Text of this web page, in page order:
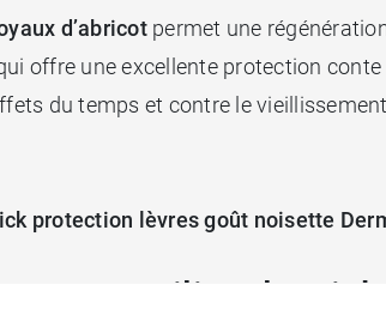
d’abricotpermet une
offre une excellente protection
du temps et contre le
protection lèvres goût noisette
peut-on utiliser le